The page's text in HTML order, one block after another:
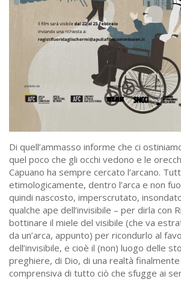
Di quell’ammasso informe che ci
quel poco che gli occhi vedono e le
Capuano ha sempre cercato l’arcano.
etimologicamente, dentro l’arca e non
quindi nascosto, imperscrutato,
qualche ape dell’invisibile – per dirla con
bottinare il miele del visibile (che va
da un’arca, appunto) per ricondurlo al
dell’invisibile, e cioè il (non) luogo delle
preghiere, di Dio, di una realtà
comprensiva di tutto ciò che sfugge ai